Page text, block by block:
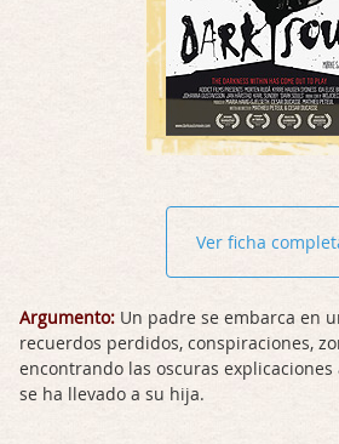
Ver ficha
Argumento: Un padre se embarca en
recuerdos perdidos, conspiraciones,
encontrando las oscuras
se ha llevado a su hija.